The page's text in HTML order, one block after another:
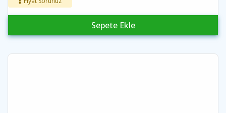
Sepete Ekle